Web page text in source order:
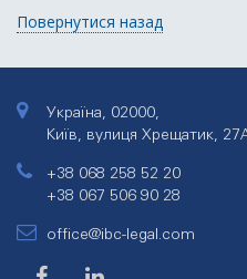
Повернутися назад
Україна, 02000,
Київ, вулиця Хрещатик,
+38 068 258 52 20
+38 067 506 90 28
office@ibc-legal.com